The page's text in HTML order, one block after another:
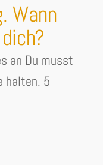
Wann
an Du musst
halten. 5